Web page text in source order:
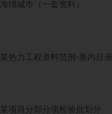
海绵城市（一套资料）
某热力工程资料范例-卷内目录
某项目分部分项检验批划分